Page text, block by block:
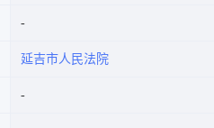
延吉市人民法院